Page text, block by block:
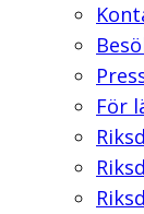
För